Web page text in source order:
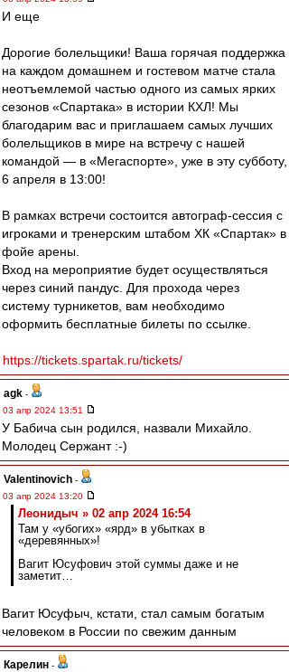
И еще
Дорогие болельщики! Ваша горячая поддержка
на каждом домашнем и гостевом матче стала
неотъемлемой частью одного из самых ярких
сезонов «Спартака» в истории КХЛ! Мы
благодарим вас и приглашаем самых лучших
болельщиков в мире на встречу с нашей
командой — в «Мегаспорте», уже в эту субботу,
6 апреля в 13:00!
В рамках встречи состоится автограф-сессия с
игроками и тренерским штабом ХК «Спартак» в
фойе арены.
Вход на мероприятие будет осуществляться
через синий пандус. Для прохода через
систему турникетов, вам необходимо
оформить бесплатные билеты по ссылке.
https://tickets.spartak.ru/tickets/
agk -
03 апр 2024 13:51
У Бабича сын родился, назвали Михайло.
Молодец Сержант :-)
Valentinovich -
03 апр 2024 13:20
Леонидыч » 02 апр 2024 16:54
Там у «убогих» «ярд» в убытках в
«деревянных»!
Вагит Юсуфович этой суммы даже и не
заметит…
Вагит Юсуфыч, кстати, стал самым богатым
человеком в России по свежим данным
Карелин -